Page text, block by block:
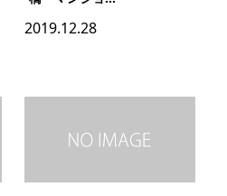
2019.12.28